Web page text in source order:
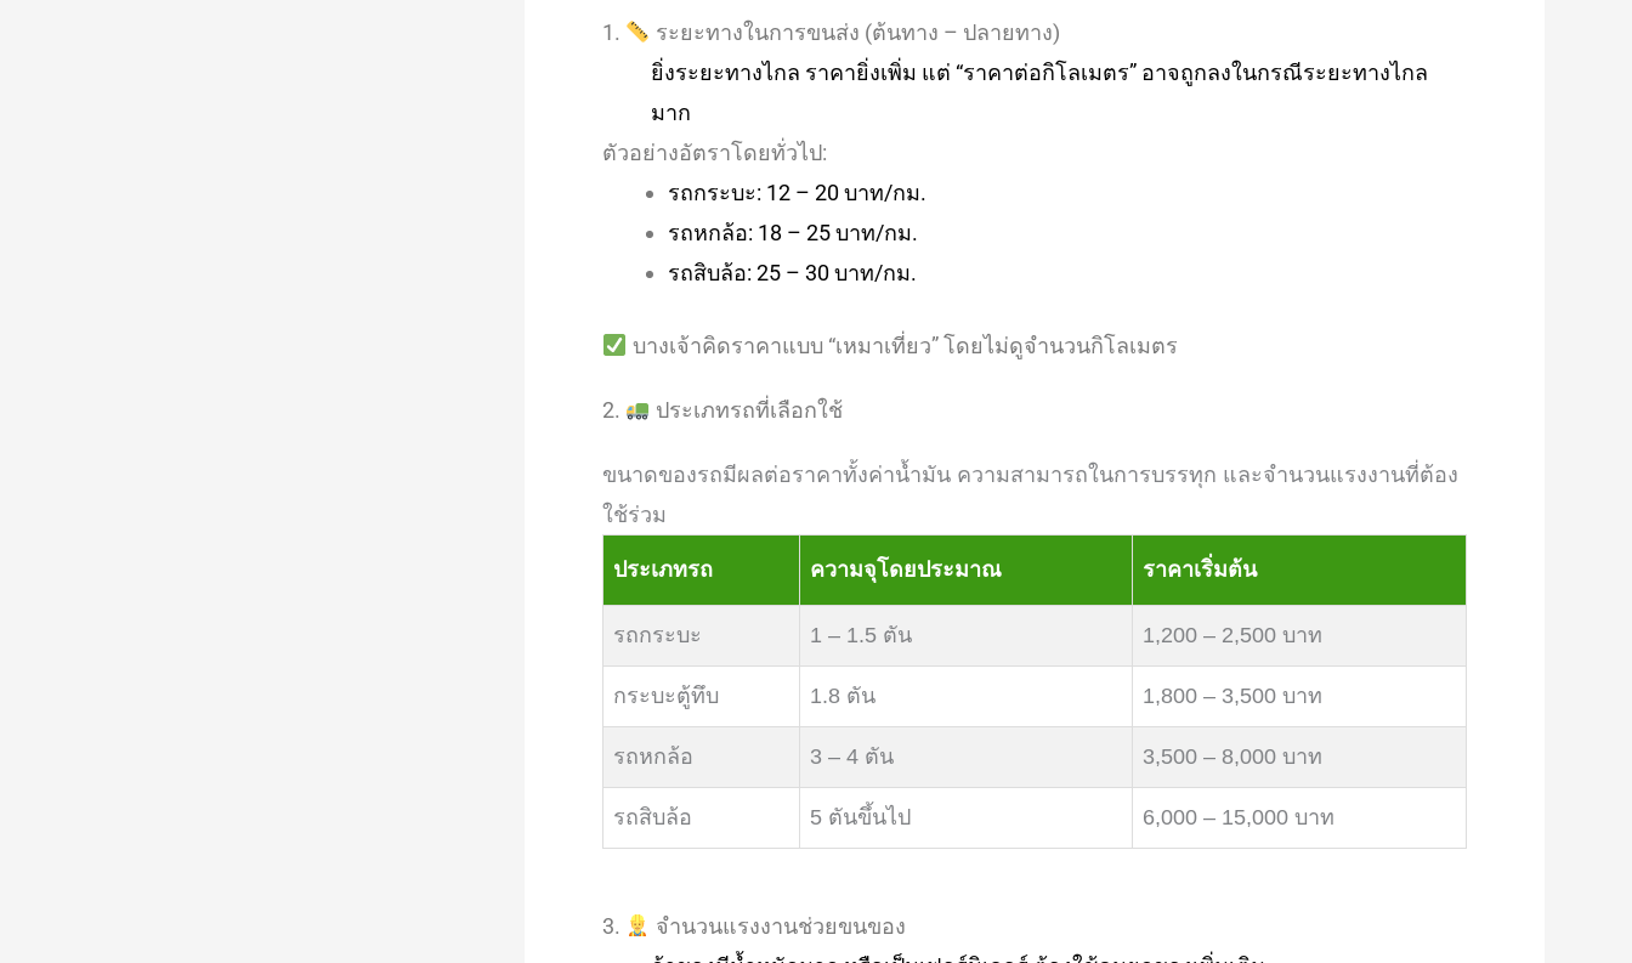
1.
ระยะทางในการขนส่ง (ต้นทาง – ปลายทาง)
ยิ่งระยะทางไกล ราคายิ่งเพิ่ม แต่ “ราคาต่อกิโลเมตร” อาจถูกลงในกรณีระยะทางไกล
มาก
ตัวอย่างอัตราโดยทั่วไป:
รถกระบะ: 12 – 20 บาท/กม.
รถหกล้อ: 18 – 25 บาท/กม.
รถสิบล้อ: 25 – 30 บาท/กม.
บางเจ้าคิดราคาแบบ “เหมาเที่ยว” โดยไม่ดูจำนวนกิโลเมตร
2. ประเภทรถที่เลือกใช้
ขนาดของรถมีผลต่อราคาทั้งค่าน้ำมัน ความสามารถในการบรรทุก และจำนวนแรงงานที่ต้อง
ใช้ร่วม
ประเภทรถ ความจุโดยประมาณ ราคาเริ่มต้น
รถกระบะ 1 – 1.5 ตัน 1,200 – 2,500 บาท
กระบะตู้ทึบ 1.8 ตัน 1,800 – 3,500 บาท
รถหกล้อ 3 – 4 ตัน 3,500 – 8,000 บาท
รถสิบล้อ 5 ตันขึ้นไป 6,000 – 15,000 บาท
3.
จำนวนแรงงานช่วยขนของ